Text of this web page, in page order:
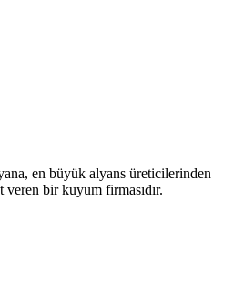
en büyük alyans üreticilerinden
bir kuyum firmasıdır.